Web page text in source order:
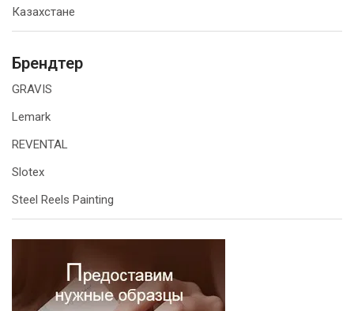
Казахстане
Брендтер
GRAVIS
Lemark
REVENTAL
Slotex
Steel Reels Painting